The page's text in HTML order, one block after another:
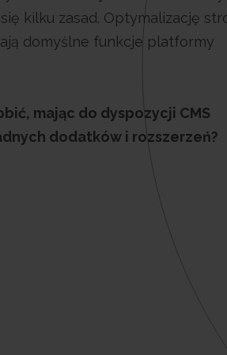
kilku zasad. Optymalizację
domyślne funkcje platformy
mając do dyspozycji CMS
dodatków i rozszerzeń?